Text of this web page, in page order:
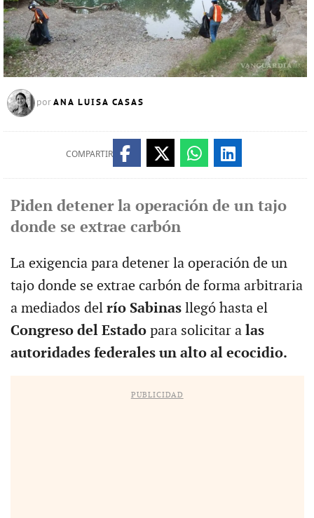
por ANA LUISA CASAS
COMPARTIR
Piden detener la operación de un tajo
donde se extrae carbón
La exigencia para detener la operación de un
tajo donde se extrae carbón de forma arbitraria
a mediados del río Sabinasllegó hasta el
Congreso del Estado para solicitar alas
autoridades federales un alto al ecocidio.
PUBLICIDAD